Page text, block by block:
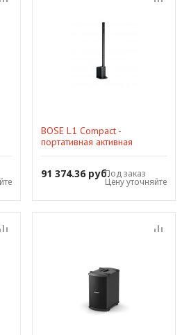
BOSE L1 Compact -
портативная активная
91 374.36 руб.Под заказ
Цену уточняйте